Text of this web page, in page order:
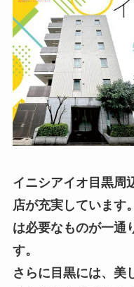
イニシアイオ目黒周
店が充実しています
は必要なものが一通
す。
さらに目黒には、美